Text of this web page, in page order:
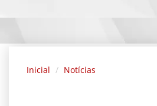
Inicial Notícias